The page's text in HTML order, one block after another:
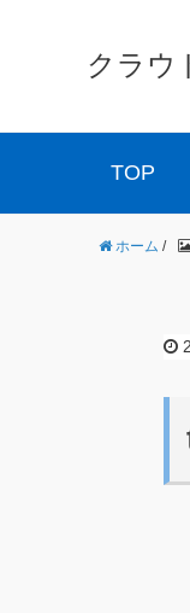
クラウ
TOP
ホーム /